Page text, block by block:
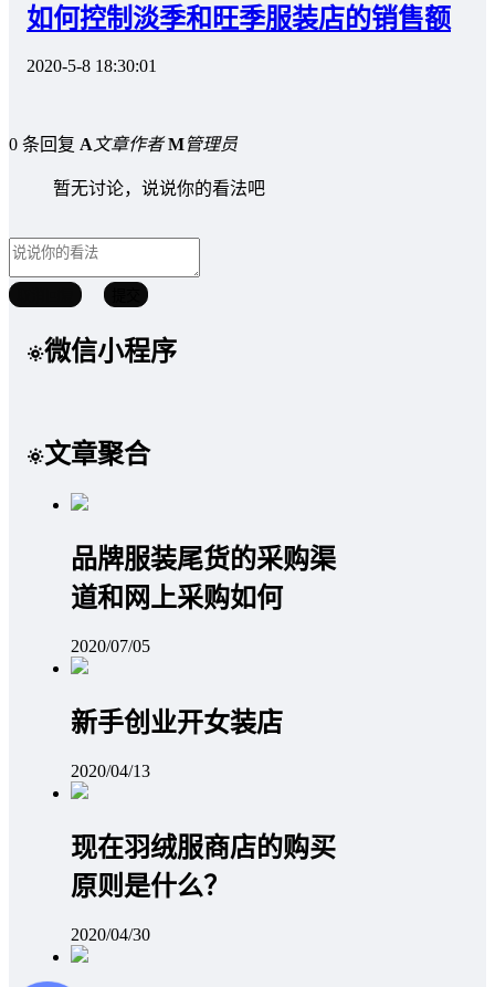
如何控制淡季和旺季服装店的销售额
2020-5-8 18:30:01
0 条回复 A文章作者 M管理员
暂无讨论，说说你的看法吧
微信小程序
文章聚合
品牌服装尾货的采购渠
道和网上采购如何
2020/07/05
新手创业开女装店
2020/04/13
现在羽绒服商店的购买
原则是什么？
2020/04/30